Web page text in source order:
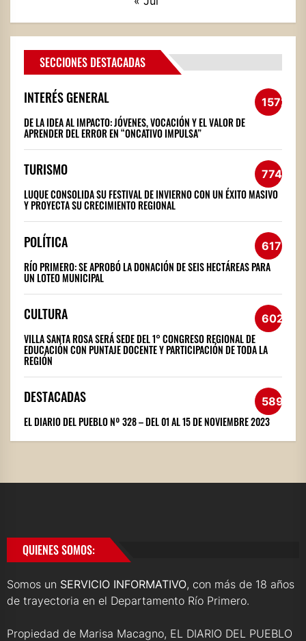
SECCIONES DESTACADAS
INTERÉS GENERAL 1572
DE LA IDEA AL IMPACTO: JÓVENES, VOCACIÓN Y EL VALOR DE
APRENDER DEL ERROR EN “ONCATIVO IMPULSA”
TURISMO 774
LUQUE CONSOLIDA SU FESTIVAL DE INVIERNO CON UN ÉXITO MASIVO
Y PROYECTA SU CRECIMIENTO REGIONAL
POLÍTICA 617
RÍO PRIMERO: SE APROBÓ LA DONACIÓN DE SEIS HECTÁREAS PARA
UN LOTEO MUNICIPAL
CULTURA 602
VILLA SANTA ROSA SERÁ SEDE DEL 1° CONGRESO REGIONAL DE
EDUCACIÓN CON PUNTAJE DOCENTE Y PARTICIPACIÓN DE TODA LA
REGIÓN
DESTACADAS 589
EL DIARIO DEL PUEBLO Nº 328 – DEL 01 AL 15 DE NOVIEMBRE 2023
QUIENES SOMOS:
Somos un SERVICIO INFORMATIVO, con más de 18 años
de trayectoria en el Departamento Río Primero.
Propiedad de Marisa Macagno, EL DIARIO DEL PUEBLO